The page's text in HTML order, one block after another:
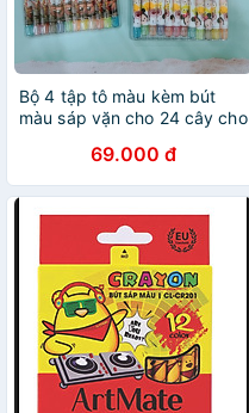
Bộ 4 tập tô màu kèm bút
màu sáp vặn cho 24 cây cho
69.000 đ